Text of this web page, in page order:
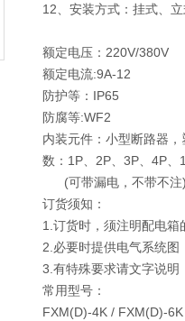
12、安装方式：挂式、
额定电压：220V/380V
额定电流:9A-12
防护等：IP65
防腐等:WF2
内装元件：小型断路器，
数：1P、2P、3P、4P
(可带漏电，不带不注)
订货须知：
1.订货时，须注明配电
2.必要时提供电气系统图
3.有特殊要求请文字说明
常用型号：
FXM(D)-4K / FXM(D)-